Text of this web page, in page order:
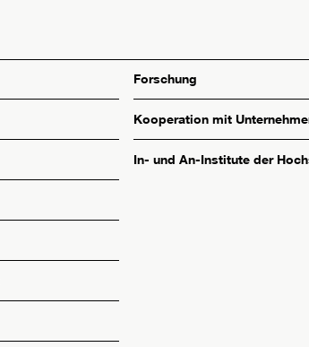
Forschung
Kooperation mit
In- und An-Institute der